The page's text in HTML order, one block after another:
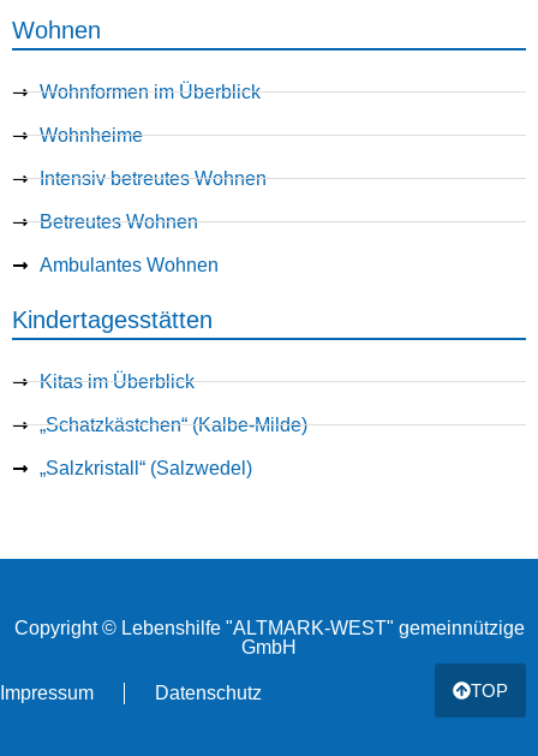
Wohnen
Wohnformen im Überblick
Wohnheime
Intensiv betreutes Wohnen
Betreutes Wohnen
Ambulantes Wohnen
Kindertagesstätten
Kitas im Überblick
„Schatzkästchen“ (Kalbe-Milde)
„Salzkristall“ (Salzwedel)
Impressum Datenschutz
Copyright © Lebenshilfe "ALTMARK-WEST" gemeinnützige
GmbH
TOP